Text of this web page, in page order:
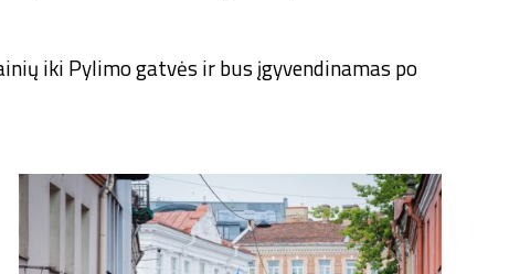
iki Pylimo gatvės ir bus įgyvendinamas po